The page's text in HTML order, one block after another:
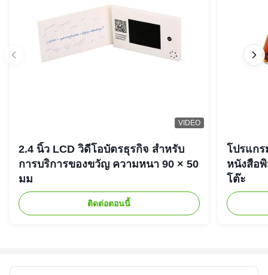
VIDEO
2.4 นิ้ว LCD วิดีโอบัตรธุรกิจ สําหรับ
การบริการของขวัญ ความหนา 90 × 50
มม
ติดต่อตอนนี้
โปรแก
หนังสือ
โต๊ะ